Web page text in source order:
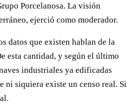
Porcelanosa. La visión
ejerció como moderador.
datos que existen hablan de la
esta cantidad, y según el último
industriales ya edificadas
ni siquiera existe un censo real. Si